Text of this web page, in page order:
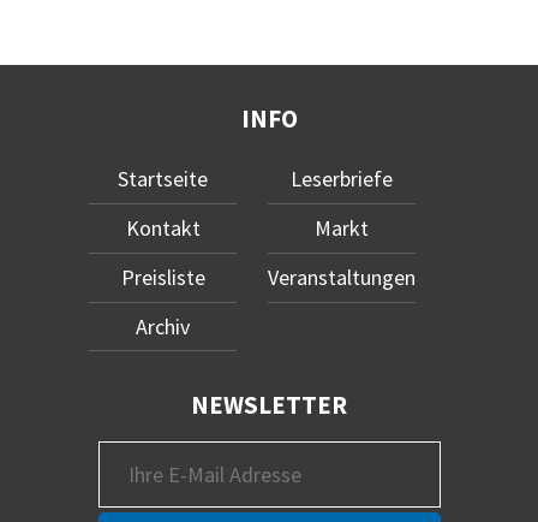
INFO
Startseite
Kontakt
Preisliste
Archiv
Leserbriefe
Markt
Veranstaltungen
NEWSLETTER